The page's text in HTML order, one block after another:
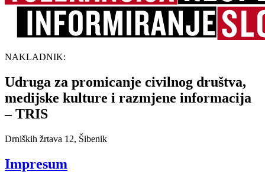
NAKLADNIK:
Udruga za promicanje civilnog društva,
medijske kulture i razmjene informacija
– TRIS
Drniških žrtava 12, Šibenik
Impresum